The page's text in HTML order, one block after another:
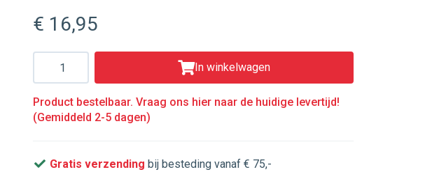
€ 16,95
Aantal
In winkelwagen
Product bestelbaar. Vraag ons hier naar de huidige levertijd!
(Gemiddeld 2-5 dagen)
Gratis verzending bij besteding vanaf € 75,-